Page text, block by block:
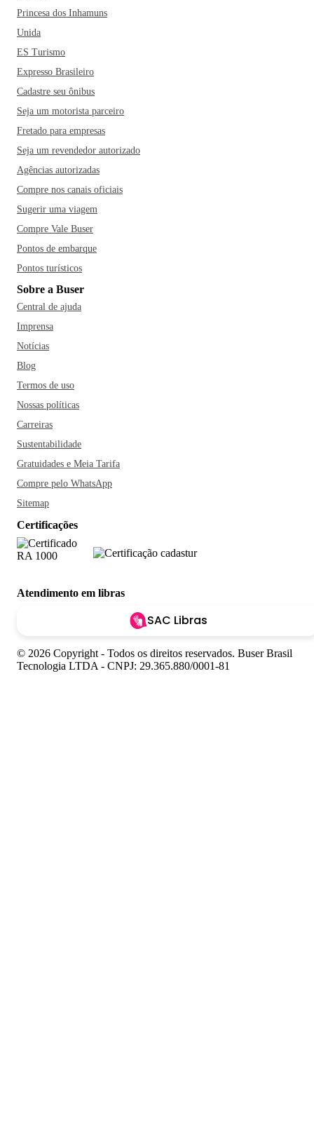
Princesa dos Inhamuns
Unida
ES Turismo
Expresso Brasileiro
Cadastre seu ônibus
Seja um motorista parceiro
Fretado para empresas
Seja um revendedor autorizado
Agências autorizadas
Compre nos canais oficiais
Sugerir uma viagem
Compre Vale Buser
Pontos de embarque
Pontos turísticos
Sobre a Buser
Central de ajuda
Imprensa
Notícias
Blog
Termos de uso
Nossas políticas
Carreiras
Sustentabilidade
Gratuidades e Meia Tarifa
Compre pelo WhatsApp
Sitemap
Certificações
Atendimento em libras
SAC Libras
© 2026 Copyright - Todos os direitos reservados. Buser Brasil
Tecnologia LTDA - CNPJ: 29.365.880/0001-81